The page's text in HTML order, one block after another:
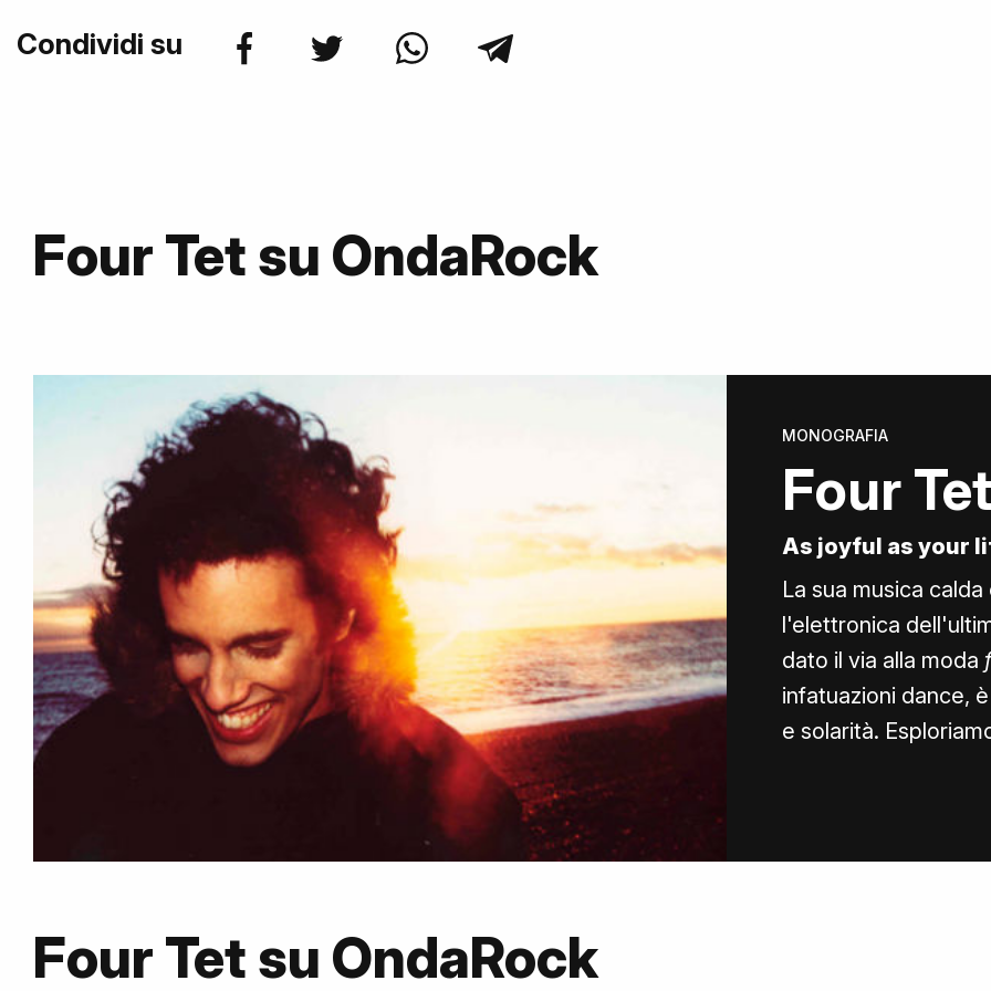
Condividi su
Four Tet su OndaRock
MONOGRAFIA
Four
As joyful as your
La sua musica
l'elettronica
dato il via alla moda
infatuazioni dance,
e solarità.
Four Tet su OndaRock